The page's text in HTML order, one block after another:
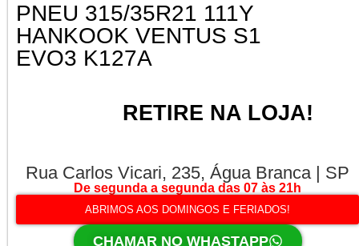
PNEU 315/35R21 111Y
HANKOOK VENTUS S1
EVO3 K127A
RETIRE NA LOJA!
Rua Carlos Vicari, 235, Água Branca | SP
De segunda a segunda das 07 às 21h
ABRIMOS AOS DOMINGOS E FERIADOS!
CHAMAR NO WHASTAPP